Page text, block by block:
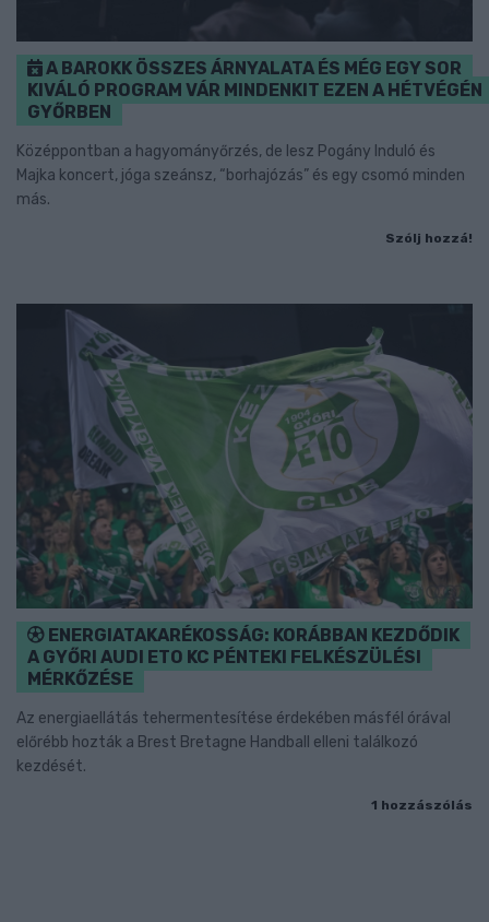
A BAROKK ÖSSZES ÁRNYALATA ÉS MÉG EGY SOR
KIVÁLÓ PROGRAM VÁR MINDENKIT EZEN A HÉTVÉGÉN
GYŐRBEN
Középpontban a hagyományőrzés, de lesz Pogány Induló és
Majka koncert, jóga szeánsz, “borhajózás” és egy csomó minden
más.
Szólj hozzá!
ENERGIATAKARÉKOSSÁG: KORÁBBAN KEZDŐDIK
A GYŐRI AUDI ETO KC PÉNTEKI FELKÉSZÜLÉSI
MÉRKŐZÉSE
Az energiaellátás tehermentesítése érdekében másfél órával
előrébb hozták a Brest Bretagne Handball elleni találkozó
kezdését.
1 hozzászólás